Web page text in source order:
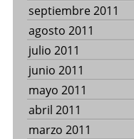
septiembre 2011
agosto 2011
julio 2011
junio 2011
mayo 2011
abril 2011
marzo 2011